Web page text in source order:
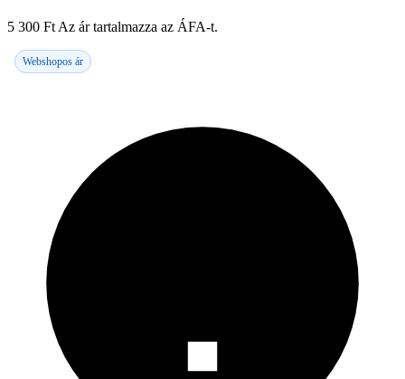
5 300 Ft Az ár tartalmazza az ÁFA-t.
Webshopos ár